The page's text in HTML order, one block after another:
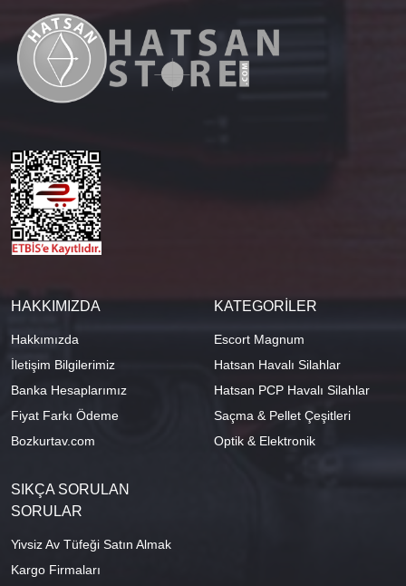
HAKKIMIZDA
Hakkımızda
İletişim Bilgilerimiz
Banka Hesaplarımız
Fiyat Farkı Ödeme
Bozkurtav.com
KATEGORİLER
Escort Magnum
Hatsan Havalı Silahlar
Hatsan PCP Havalı Silahlar
Saçma & Pellet Çeşitleri
Optik & Elektronik
SIKÇA SORULAN
SORULAR
Yivsiz Av Tüfeği Satın Almak
Kargo Firmaları